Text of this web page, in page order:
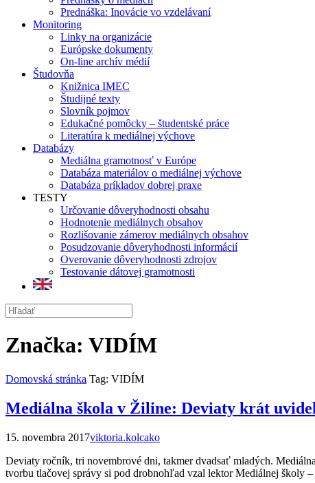
Prednáška: Inovácie vo vzdelávaní
Monitoring
Linky na organizácie
Európske dokumenty
On-line archív médií
Študovňa
Knižnica IMEC
Študijné texty
Slovník pojmov
Edukačné pomôcky – študentské práce
Literatúra k mediálnej výchove
Databázy
Mediálna gramotnosť v Európe
Databáza materiálov o mediálnej výchove
Databáza príkladov dobrej praxe
TESTY
Určovanie dôveryhodnosti obsahu
Hodnotenie mediálnych obsahov
Rozlišovanie zámerov mediálnych obsahov
Posudzovanie dôveryhodnosti informácií
Overovanie dôveryhodnosti zdrojov
Testovanie dátovej gramotnosti
Značka: VIDÍM
Domovská stránka Tag: VIDÍM
Mediálna škola v Žiline: Deviaty krát
15. novembra 2017viktoria.kolcako
Deviaty ročník, tri novembrové dni, takmer dvadsať mladých.
tvorbu tlačovej správy si pod drobnohľad vzal lektor Mediálnej školy